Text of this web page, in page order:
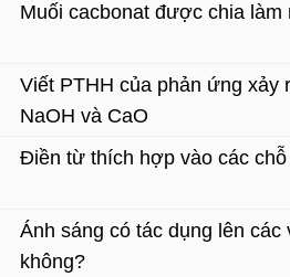
Muối cacbonat được chia làm
Viết PTHH của phản ứng xảy
NaOH và CaO
Điền từ thích hợp vào các
Ánh sáng có tác dụng lên các
không?